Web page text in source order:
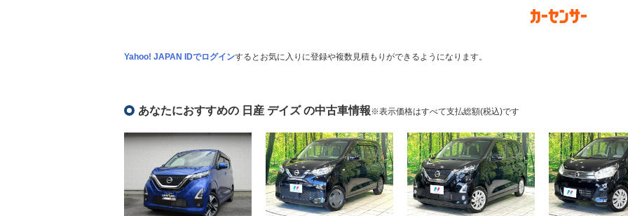
Yahoo! JAPAN IDでログインするとお気に入りに登録や複数見積もりができるようになります。
あなたにおすすめの 日産 デイズ の中古車情報※表示価格はすべて支払総額(税込)です